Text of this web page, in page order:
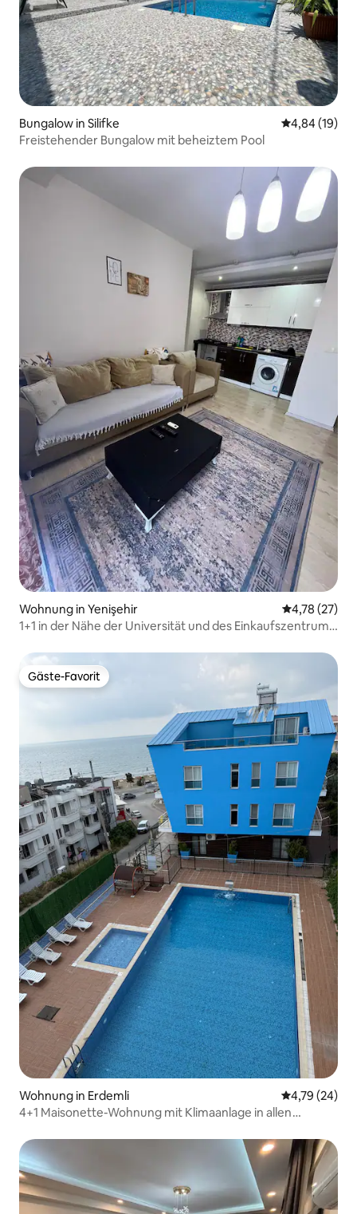
Bungalow in Silifke
4,84 (19)
Freistehender Bungalow mit beheiztem Pool
Wohnung in Yenişehir
4,78 (27)
1+1 in der Nähe der Universität und des Einkaufszentrums
Gäste-Favorit
Gäste-Favorit
Wohnung in Erdemli
4,79 (24)
4+1 Maisonette-Wohnung mit Klimaanlage in allen